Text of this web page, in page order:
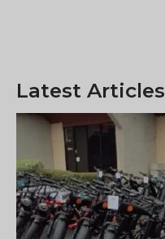
Latest Articles